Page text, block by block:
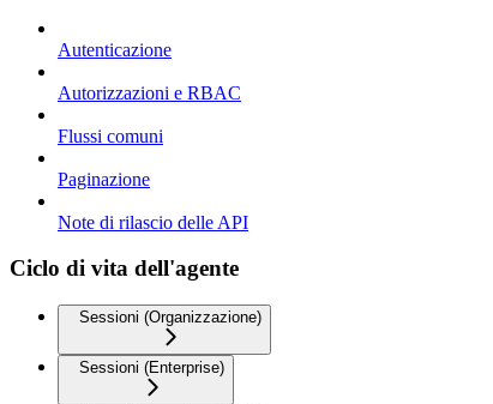
Autenticazione
Autorizzazioni e RBAC
Flussi comuni
Paginazione
Note di rilascio delle API
Ciclo di vita dell'agente
Sessioni (Organizzazione)
Sessioni (Enterprise)